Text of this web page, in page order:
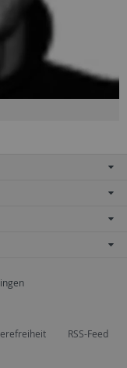
RSS-Feed